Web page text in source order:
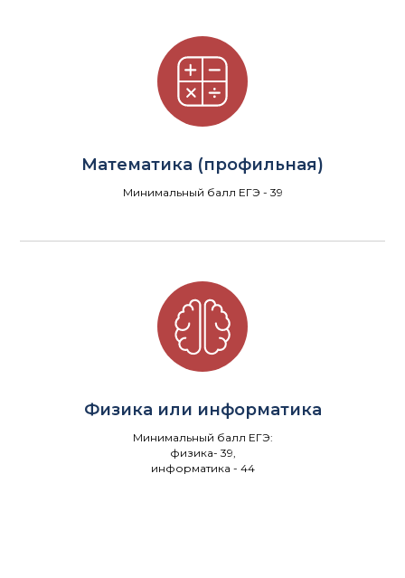
Математика (профильная)
Минимальный балл ЕГЭ - 39
Физика или информатика
Минимальный балл ЕГЭ:
физика- 39,
информатика - 44